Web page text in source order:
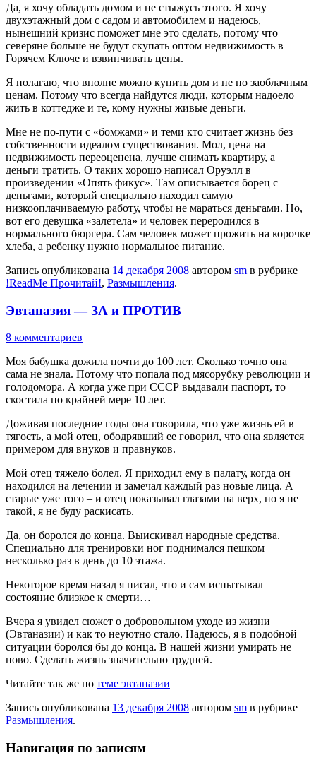
Да, я хочу обладать домом и не стыжусь этого. Я хочу
двухэтажный дом с садом и автомобилем и надеюсь,
нынешний кризис поможет мне это сделать, потому что
северяне больше не будут скупать оптом недвижимость в
Горячем Ключе и взвинчивать цены.
Я полагаю, что вполне можно купить дом и не по заоблачным
ценам. Потому что всегда найдутся люди, которым надоело
жить в коттедже и те, кому нужны живые деньги.
Мне не по-пути с «бомжами» и теми кто считает жизнь без
собственности идеалом существования. Мол, цена на
недвижимость переоценена, лучше снимать квартиру, а
деньги тратить. О таких хорошо написал Оруэлл в
произведении «Опять фикус». Там описывается борец с
деньгами, который специально находил самую
низкооплачиваемую работу, чтобы не мараться деньгами. Но,
вот его девушка «залетела» и человек переродился в
нормального бюргера. Сам человек может прожить на корочке
хлеба, а ребенку нужно нормальное питание.
Запись опубликована 14 декабря 2008 автором sm в рубрике
!ReadMe Прочитай!, Размышления.
Эвтаназия — ЗА и ПРОТИВ
8 комментариев
Моя бабушка дожила почти до 100 лет. Сколько точно она
сама не знала. Потому что попала под мясорубку революции и
голодомора. А когда уже при СССР выдавали паспорт, то
скостила по крайней мере 10 лет.
Доживая последние годы она говорила, что уже жизнь ей в
тягость, а мой отец, ободрявший ее говорил, что она является
примером для внуков и правнуков.
Мой отец тяжело болел. Я приходил ему в палату, когда он
находился на лечении и замечал каждый раз новые лица. А
старые уже того – и отец показывал глазами на верх, но я не
такой, я не буду раскисать.
Да, он боролся до конца. Выискивал народные средства.
Специально для тренировки ног поднимался пешком
несколько раз в день до 10 этажа.
Некоторое время назад я писал, что и сам испытывал
состояние близкое к смерти…
Вчера я увидел сюжет о добровольном уходе из жизни
(Эвтаназии) и как то неуютно стало. Надеюсь, я в подобной
ситуации боролся бы до конца. В нашей жизни умирать не
ново. Сделать жизнь значительно трудней.
Читайте так же по теме эвтаназии
Запись опубликована 13 декабря 2008 автором sm в рубрике
Размышления.
Навигация по записям